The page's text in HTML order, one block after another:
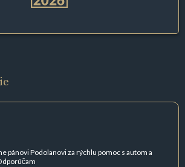
pánovi Podolanovi za rýchlu pomoc s autom a